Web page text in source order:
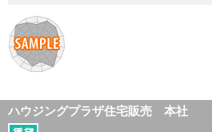
ハウジングプラザ住宅販売 本社